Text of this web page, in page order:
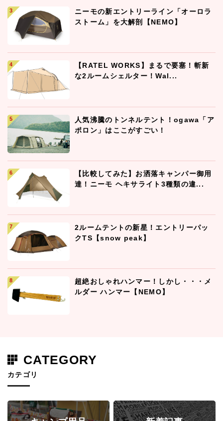
ニーモの新エントリーライン「オーロラ
ストーム」を大解剖【NEMO】
【RATEL WORKS】まるで要塞！斬新
な2ルームシェルター！Wal...
人気沸騰のトンネルテント！ogawa「ア
ポロン」はここがすごい！
【比較してみた】お洒落キャンパー御用
達！ニーモ ヘキサライト3種類の違...
2ルームテントの新星！エントリーパッ
クTS【snow peak】
超絶おしゃれハンマー！しかし・・・メ
ルダー ハンマー【NEMO】
CATEGORY
カテゴリ